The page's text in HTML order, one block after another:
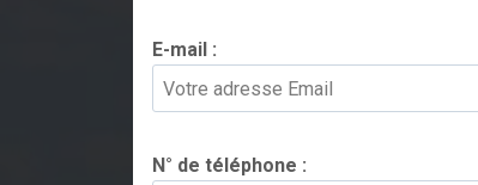
E-mail :
N° de téléphone :